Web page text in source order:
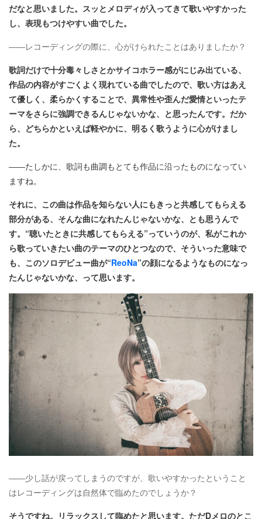
だなと思いました。スッとメロディが入ってきて歌いやすかった
し、表現もつけやすい曲でした。
――レコーディングの際に、心がけられたことはありましたか？
歌詞だけで十分毒々しさとかサイコホラー感がにじみ出ている、
作品の内容がすごくよく現れている曲でしたので、歌い方はあえ
て優しく、柔らかくすることで、異常性や歪んだ愛情といったテ
ーマをさらに強調できるんじゃないかな、と思ったんです。だか
ら、どちらかといえば軽やかに、明るく歌うように心がけまし
た。
――たしかに、歌詞も曲調もとても作品に沿ったものになってい
ますね。
それに、この曲は作品を知らない人にもきっと共感してもらえる
部分がある、そんな曲になれたんじゃないかな、とも思うんで
す。“聴いたときに共感してもらえる”っていうのが、私がこれか
ら歌っていきたい曲のテーマのひとつなので、そういった意味で
も、このソロデビュー曲が“ReoNa”の顔になるようなものになっ
たんじゃないかな、って思います。
――少し話が戻ってしまうのですが、歌いやすかったということ
はレコーディングは自然体で臨めたのでしょうか？
そうですね。リラックスして臨めたと思います。ただDメロのとこ